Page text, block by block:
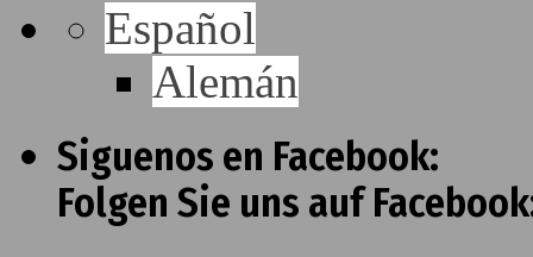
Español
Alemán
Siguenos en Facebook:
Folgen Sie uns auf